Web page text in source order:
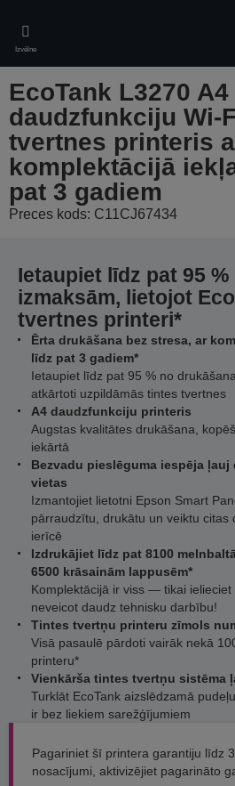
main
content
Izvēlne
EcoTank L3270 A4
daudzfunkciju Wi-
tvertnes printeris
komplektācijā
pat 3 gadiem
Preces kods: C11CJ67434
Ietaupiet līdz pat 95
izmaksām, lietojot
tvertnes printeri*
Ērta drukāšana bez stresa, ar
līdz pat 3 gadiem*
Ietaupiet līdz pat 95 % no
atkārtoti uzpildāmās tintes tvertnes
A4 daudzfunkciju printeris
Augstas kvalitātes drukāšana,
iekārtā
Bezvadu pieslēguma iespēja
vietas
Izmantojiet lietotni Epson Smart
pārraudzītu, drukātu un veiktu citas
ierīcē
Izdrukājiet līdz pat 8100
6500 krāsainām lappusēm*
Komplektācijā ir viss — tikai ielieciet
neveicot daudz tehnisku darbību!
Tintes tvertņu printeru zīmols
Visā pasaulē pārdoti vairāk nekā
printeru*
Vienkārša tintes tvertņu sistēma
Turklāt EcoTank aizslēdzamā
ir bez liekiem sarežģījumiem
Pagariniet šī printera garantiju līdz
nosacījumi, aktivizējiet pagarināto